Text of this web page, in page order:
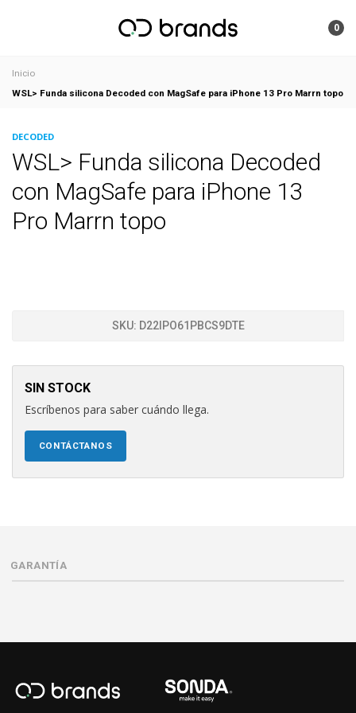
0
Inicio
WSL> Funda silicona Decoded con MagSafe para iPhone 13 Pro Marrn topo
DECODED
WSL> Funda silicona Decoded
con MagSafe para iPhone 13
Pro Marrn topo
SKU: D22IPO61PBCS9DTE
SIN STOCK
Escríbenos para saber cuándo llega.
CONTÁCTANOS
GARANTÍA